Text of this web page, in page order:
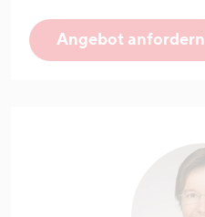
Angebot anfordern